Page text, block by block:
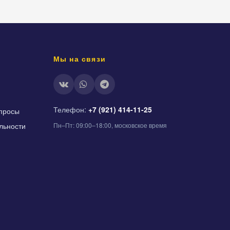
Мы на связи
Телефон: +7 (921) 414-11-25
Пн–Пт: 09:00–18:00, московское время